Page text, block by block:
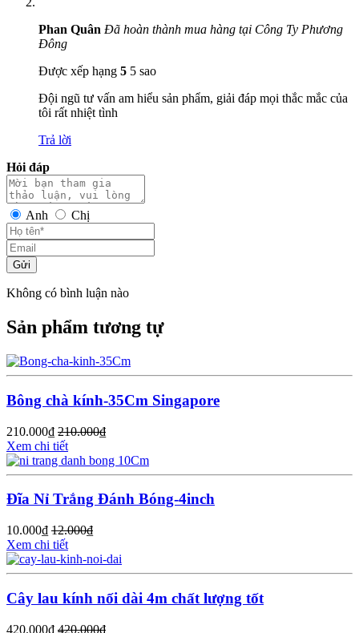
Phan Quân Đã hoàn thành mua hàng tại Công Ty Phương
Đông
Được xếp hạng 5 5 sao
Đội ngũ tư vấn am hiểu sản phẩm, giải đáp mọi thắc mắc của
tôi rất nhiệt tình
Trả lời
Hỏi đáp
Anh Chị
Gửi
Không có bình luận nào
Sản phẩm tương tự
Bông chà kính-35Cm Singapore
210.000₫ 210.000₫
Xem chi tiết
Đĩa Nỉ Trắng Đánh Bóng-4inch
10.000₫ 12.000₫
Xem chi tiết
Cây lau kính nối dài 4m chất lượng tốt
420.000₫ 420.000₫